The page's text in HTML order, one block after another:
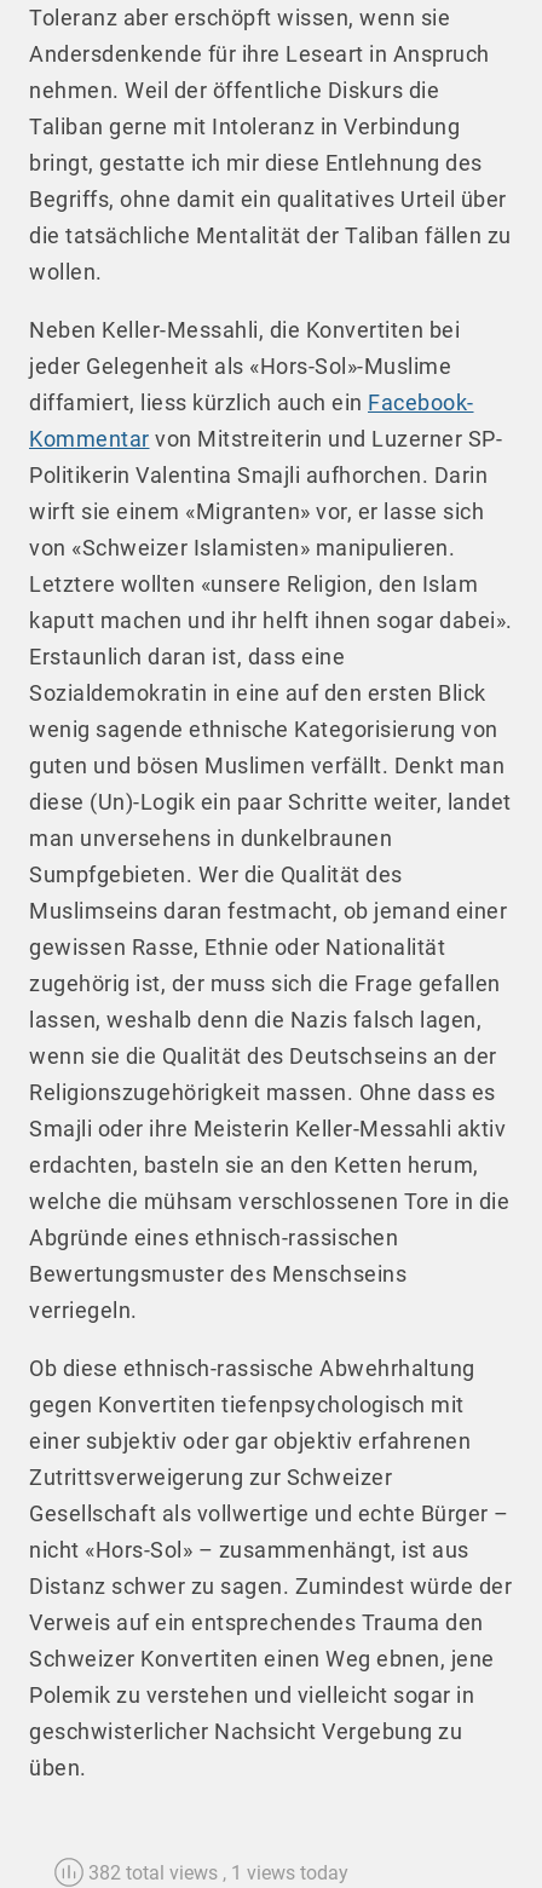
Toleranz aber erschöpft wissen, wenn sie
Andersdenkende für ihre Leseart in Anspruch
nehmen. Weil der öffentliche Diskurs die
Taliban gerne mit Intoleranz in Verbindung
bringt, gestatte ich mir diese Entlehnung des
Begriffs, ohne damit ein qualitatives Urteil über
die tatsächliche Mentalität der Taliban fällen zu
wollen.
Neben Keller-Messahli, die Konvertiten bei
jeder Gelegenheit als «Hors-Sol»-Muslime
diffamiert, liess kürzlich auch ein Facebook-
Kommentar von Mitstreiterin und Luzerner SP-
Politikerin Valentina Smajli aufhorchen. Darin
wirft sie einem «Migranten» vor, er lasse sich
von «Schweizer Islamisten» manipulieren.
Letztere wollten «unsere Religion, den Islam
kaputt machen und ihr helft ihnen sogar dabei».
Erstaunlich daran ist, dass eine
Sozialdemokratin in eine auf den ersten Blick
wenig sagende ethnische Kategorisierung von
guten und bösen Muslimen verfällt. Denkt man
diese (Un)-Logik ein paar Schritte weiter, landet
man unversehens in dunkelbraunen
Sumpfgebieten. Wer die Qualität des
Muslimseins daran festmacht, ob jemand einer
gewissen Rasse, Ethnie oder Nationalität
zugehörig ist, der muss sich die Frage gefallen
lassen, weshalb denn die Nazis falsch lagen,
wenn sie die Qualität des Deutschseins an der
Religionszugehörigkeit massen. Ohne dass es
Smajli oder ihre Meisterin Keller-Messahli aktiv
erdachten, basteln sie an den Ketten herum,
welche die mühsam verschlossenen Tore in die
Abgründe eines ethnisch-rassischen
Bewertungsmuster des Menschseins
verriegeln.
Ob diese ethnisch-rassische Abwehrhaltung
gegen Konvertiten tiefenpsychologisch mit
einer subjektiv oder gar objektiv erfahrenen
Zutrittsverweigerung zur Schweizer
Gesellschaft als vollwertige und echte Bürger –
nicht «Hors-Sol» – zusammenhängt, ist aus
Distanz schwer zu sagen. Zumindest würde der
Verweis auf ein entsprechendes Trauma den
Schweizer Konvertiten einen Weg ebnen, jene
Polemik zu verstehen und vielleicht sogar in
geschwisterlicher Nachsicht Vergebung zu
üben.
382 total views , 1 views today